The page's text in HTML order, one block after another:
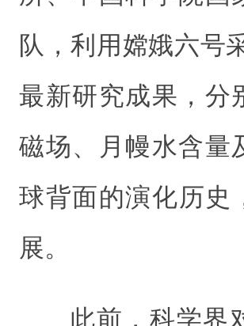
队，利用嫦娥六号
最新研究成果，分
磁场、月幔水含量
球背面的演化历史
展。
此前，科学界